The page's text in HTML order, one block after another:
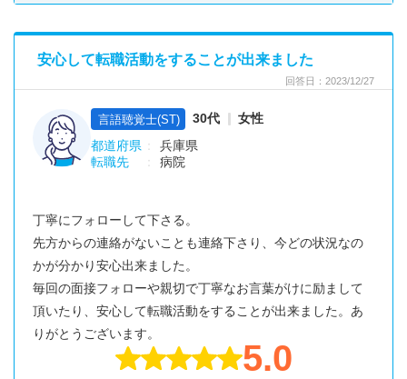
回答日：2023/12/27
安心して転職活動をすることが出来ました
言語聴覚士(ST) 30代
女性
都道府県
兵庫県
転職先
病院
丁寧にフォローして下さる。
先方からの連絡がないことも連絡下さり、今どの状況なの
かが分かり安心出来ました。
毎回の面接フォローや親切で丁寧なお言葉がけに励まして
頂いたり、安心して転職活動をすることが出来ました。あ
りがとうございます。
5.0